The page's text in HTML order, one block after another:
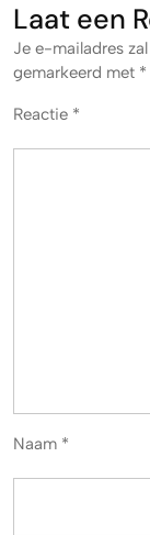
Laat een
Je e-mailadres
gemarkeerd met *
Reactie *
Naam *